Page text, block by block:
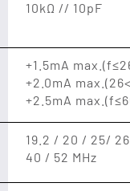
10kΩ // 10pF
+1.5mA
+2.0mA
+2.5mA
19.2 / 20 / 25/
40 / 52 MHz